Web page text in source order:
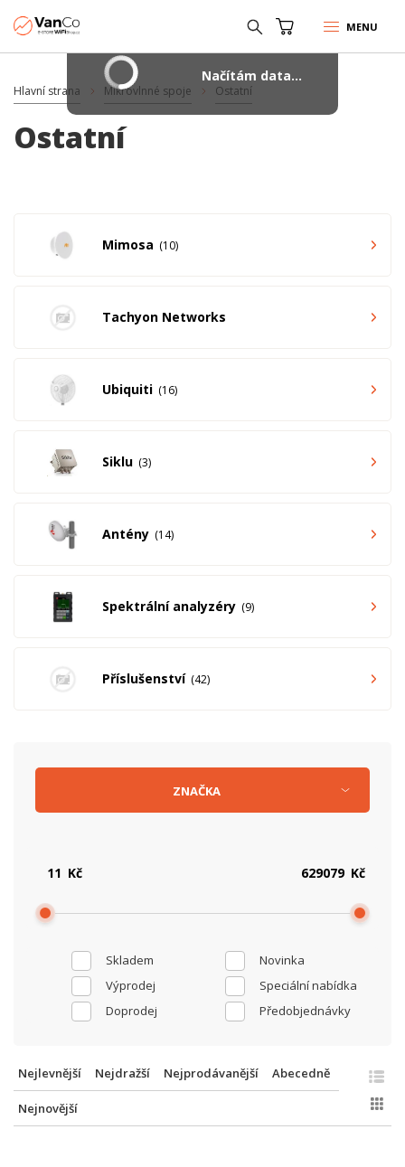
MENU
Hlavní strana Mikrovlnné spoje Ostatní
Ostatní
Mimosa 10
Tachyon Networks
Ubiquiti 16
Siklu 3
Antény 14
Spektrální analyzéry 9
Příslušenství 42
Skladem
Novinka
Výprodej
Speciální nabídka
Doprodej
Předobjednávky
Kč Kč
ZNAČKA
Nejlevnější Nejdražší Nejprodávanější Abecedně
Nejnovější
Načítám data...